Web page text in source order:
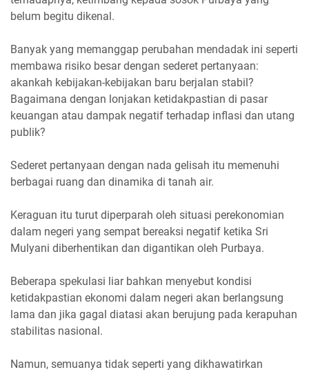
belum begitu dikenal.
Banyak yang memanggap perubahan mendadak ini seperti
membawa risiko besar dengan sederet pertanyaan:
akankah kebijakan-kebijakan baru berjalan stabil?
Bagaimana dengan lonjakan ketidakpastian di pasar
keuangan atau dampak negatif terhadap inflasi dan utang
publik?
Sederet pertanyaan dengan nada gelisah itu memenuhi
berbagai ruang dan dinamika di tanah air.
Keraguan itu turut diperparah oleh situasi perekonomian
dalam negeri yang sempat bereaksi negatif ketika Sri
Mulyani diberhentikan dan digantikan oleh Purbaya.
Beberapa spekulasi liar bahkan menyebut kondisi
ketidakpastian ekonomi dalam negeri akan berlangsung
lama dan jika gagal diatasi akan berujung pada kerapuhan
stabilitas nasional.
Namun, semuanya tidak seperti yang dikhawatirkan